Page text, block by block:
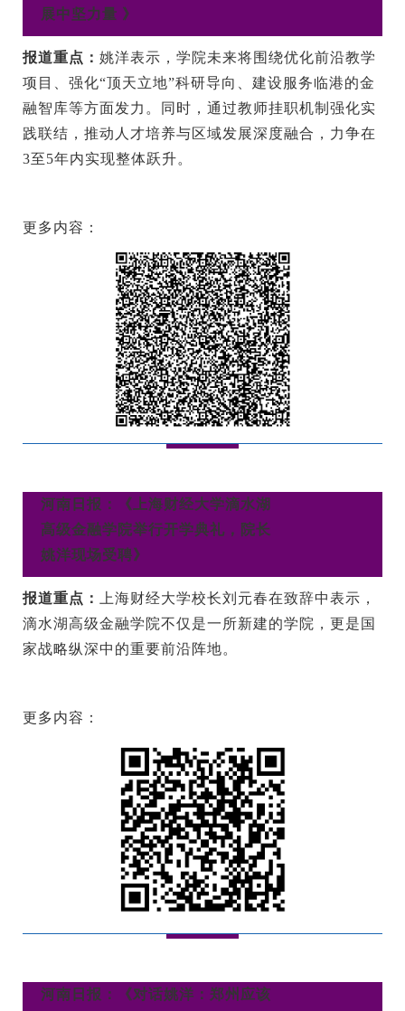
展中坚力量 》
报道重点： 姚洋表示，学院未来将围绕优化前沿教学
项目、强化“顶天立地”科研导向、建设服务临港的金
融智库等方面发力。同时，通过教师挂职机制强化实
践联结，推动人才培养与区域发展深度融合，力争在
3至5年内实现整体跃升。
更多内容：
河南日报：《上海财经大学滴水湖
高级金融学院举行开学典礼，院长
姚洋现场受聘》
报道重点：
上海财经大学校长刘元春在致辞中表示，
滴水湖高级金融学院不仅是一所新建的学院，更是国
家战略纵深中的重要前沿阵地。
更多内容：
河南日报：《对话姚洋：郑州应该